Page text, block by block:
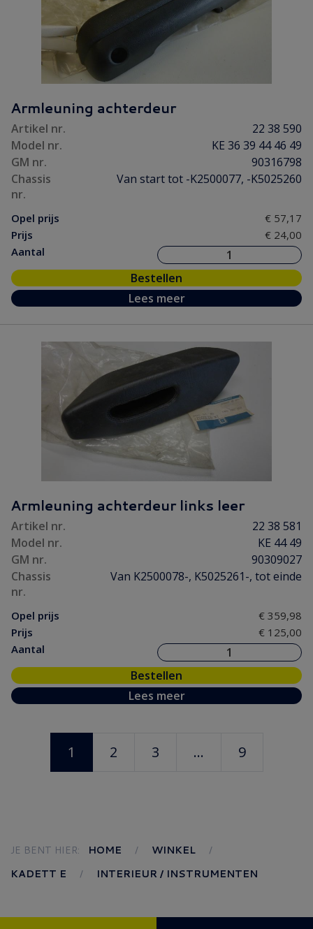
Armleuning achterdeur
Artikel nr.
22 38 590
Model nr.
KE 36 39 44 46 49
GM nr.
90316798
Chassis
nr.
Van start tot -K2500077, -K5025260
Opel prijs
€ 57,17
Prijs
€ 24,00
Aantal
Bestellen
Lees meer
Armleuning achterdeur links leer
Artikel nr.
22 38 581
Model nr.
KE 44 49
GM nr.
90309027
Chassis
nr.
Van K2500078-, K5025261-, tot einde
Opel prijs
€ 359,98
Prijs
€ 125,00
Aantal
Bestellen
Lees meer
1 2 3 ... 9
JE BENT HIER: HOME
WINKEL
KADETT E
INTERIEUR / INSTRUMENTEN